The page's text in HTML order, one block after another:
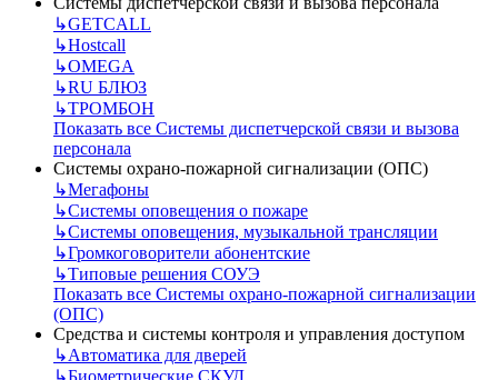
↳GETCALL
↳Hostcall
↳OMEGA
↳RU БЛЮЗ
↳ТРОМБОН
Показать все Системы диспетчерской связи и вызова
персонала
Системы охрано-пожарной сигнализации (ОПС)
↳Мегафоны
↳Системы оповещения о пожаре
↳Системы оповещения, музыкальной трансляции
↳Громкоговорители абонентские
↳Типовые решения СОУЭ
Показать все Системы охрано-пожарной сигнализации
(ОПС)
Средства и системы контроля и управления доступом
↳Автоматика для дверей
↳Биометрические СКУД